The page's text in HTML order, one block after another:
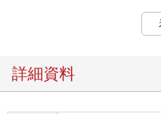
它心情很好的樣子嗎？一顆
香腸，組成一盤大早餐，多
太陽蛋正面朝上──那樣的畫
詳細資料